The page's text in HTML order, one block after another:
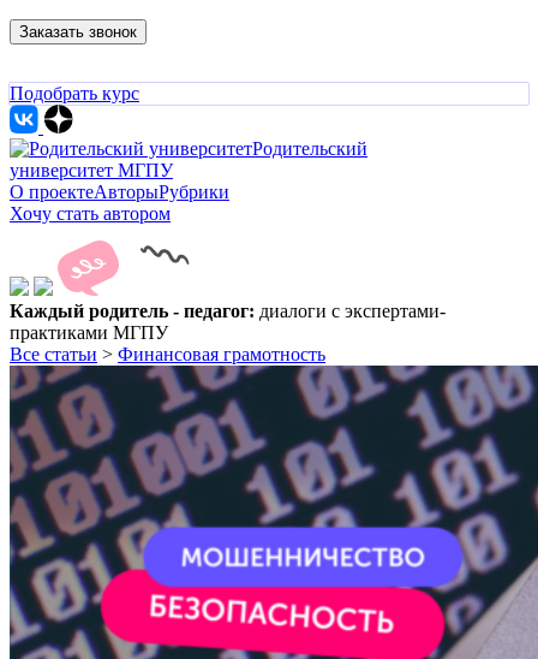
Заказать звонок
Подобрать курс
Родительский
университет МГПУ
О проектеАвторыРубрики
Хочу стать автором
Каждый родитель - педагог: диалоги с экспертами-
практиками МГПУ
Все статьи > Финансовая грамотность